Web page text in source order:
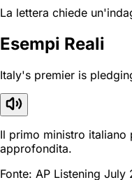
La lettera chiede
Esempi Reali
Italy's premier is
Il primo ministro italiano
approfondita.
Fonte: AP Listening July